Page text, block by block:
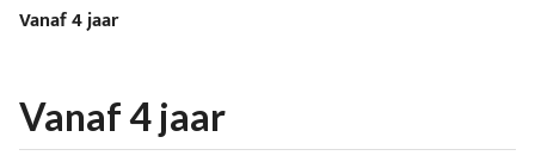
Vanaf 4 jaar
Vanaf 4 jaar